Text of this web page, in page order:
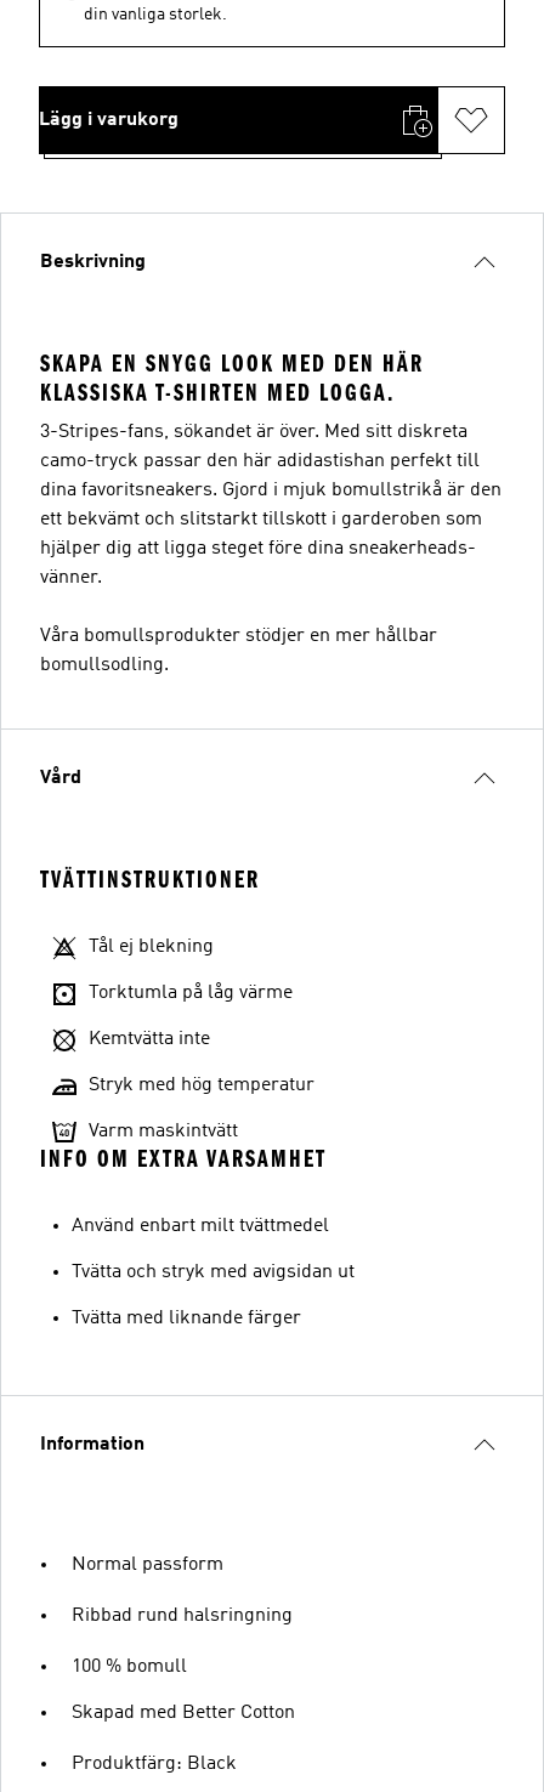
din vanliga storlek.
Lägg i varukorg
Beskrivning
SKAPA EN SNYGG LOOK MED DEN HÄR
KLASSISKA T-SHIRTEN MED LOGGA.
3-Stripes-fans, sökandet är över. Med sitt diskreta
camo-tryck passar den här adidastishan perfekt till
dina favoritsneakers. Gjord i mjuk bomullstrikå är den
ett bekvämt och slitstarkt tillskott i garderoben som
hjälper dig att ligga steget före dina sneakerheads-
vänner.
Våra bomullsprodukter stödjer en mer hållbar
bomullsodling.
Vård
TVÄTTINSTRUKTIONER
Tål ej blekning
Torktumla på låg värme
Kemtvätta inte
Stryk med hög temperatur
Varm maskintvätt
INFO OM EXTRA VARSAMHET
Använd enbart milt tvättmedel
Tvätta och stryk med avigsidan ut
Tvätta med liknande färger
Information
Normal passform
Ribbad rund halsringning
100 % bomull
Skapad med Better Cotton
Produktfärg: Black